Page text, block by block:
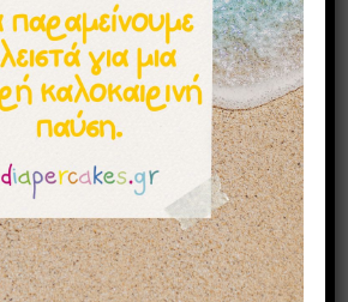
Σταθερό
210 82 20 771
Κινητό
693 73 22 003